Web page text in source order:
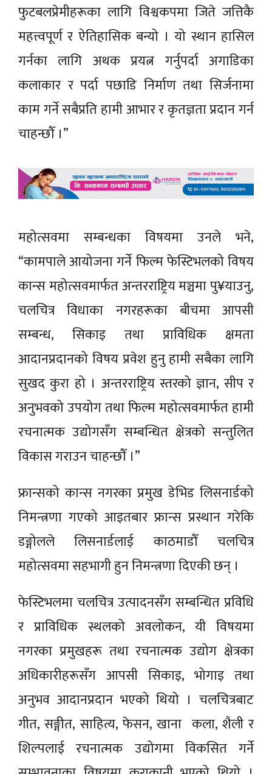
फुटबलप्रेमीहरूका लागि विश्वकपमा जिते जत्तिकै
महत्त्वपूर्ण र ऐतिहासिक बन्यो । यो स्थान हासिल
गर्नका लागि अथक प्रयत्न गर्नुपर्दा अगाडिका
कलाकार र पर्दा पछाडि निर्माण तथा सिर्जनामा
काम गर्ने सबैप्रति हामी आभार र कृतज्ञता प्रदान गर्न
चाहन्छौँ ।”
महोत्सवमा सम्बन्धका विषयमा उनले भने,
“कामपाले आयोजना गर्ने फिल्म फेस्टिभलको विषय
कान्स महोत्सवमार्फत अन्तरराष्ट्रिय मञ्चमा पु¥याउनु,
चलचित्र विधाका नगरहरूका बीचमा आपसी
सम्बन्ध, सिकाइ तथा प्राविधिक क्षमता
आदानप्रदानको विषय प्रवेश हुनु हामी सबैका लागि
सुखद कुरा हो । अन्तरराष्ट्रिय स्तरको ज्ञान, सीप र
अनुभवको उपयोग तथा फिल्म महोत्सवमार्फत हामी
रचनात्मक उद्योगसँग सम्बन्धित क्षेत्रको सन्तुलित
विकास गराउन चाहन्छौँ ।”
फ्रान्सको कान्स नगरका प्रमुख डेभिड लिसनार्डको
निमन्त्रणा गएको आइतबार फ्रान्स प्रस्थान गरेकि
डङ्गोलले लिसनार्डलाई काठमाडौँ चलचित्र
महोत्सवमा सहभागी हुन निमन्त्रणा दिएकी छन् ।
फेस्टिभलमा चलचित्र उत्पादनसँग सम्बन्धित प्रविधि
र प्राविधिक स्थलको अवलोकन, यी विषयमा
नगरका प्रमुखहरू तथा रचनात्मक उद्योग क्षेत्रका
अधिकारीहरूसँग आपसी सिकाइ, भोगाइ तथा
अनुभव आदानप्रदान भएको थियो । चलचित्रबाट
गीत, सङ्गीत, साहित्य, फेसन, खाना कला, शैली र
शिल्पलाई रचनात्मक उद्योगमा विकसित गर्ने